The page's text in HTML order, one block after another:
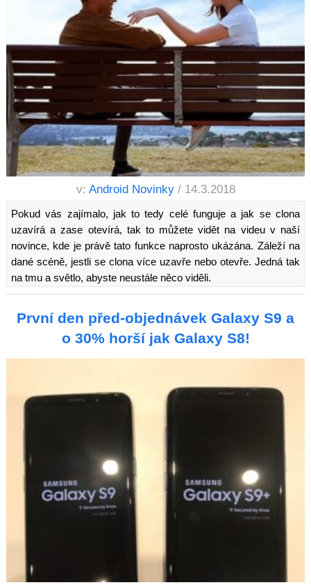
v: Android Novinky / 14.3.2018
Pokud vás zajímalo, jak to tedy celé funguje a jak se clona
uzavírá a zase otevírá, tak to můžete vidět na videu v naší
novince, kde je právě tato funkce naprosto ukázána. Záleží na
dané scéně, jestli se clona více uzavře nebo otevře. Jedná tak
na tmu a světlo, abyste neustále něco viděli.
První den před-objednávek Galaxy S9 a
o 30% horší jak Galaxy S8!